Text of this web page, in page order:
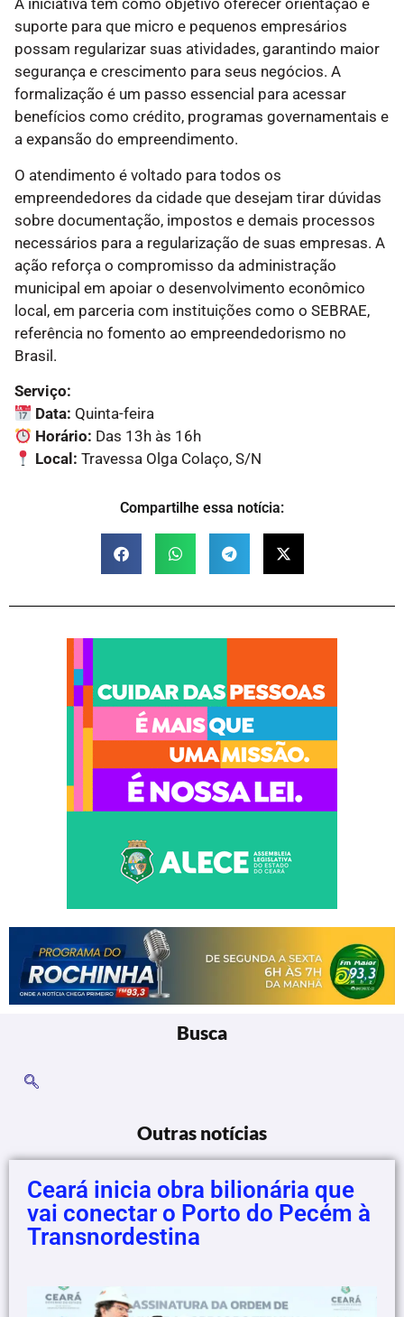
A iniciativa tem como objetivo oferecer orientação e
suporte para que micro e pequenos empresários
possam regularizar suas atividades, garantindo maior
segurança e crescimento para seus negócios. A
formalização é um passo essencial para acessar
benefícios como crédito, programas governamentais e
a expansão do empreendimento.
O atendimento é voltado para todos os
empreendedores da cidade que desejam tirar dúvidas
sobre documentação, impostos e demais processos
necessários para a regularização de suas empresas. A
ação reforça o compromisso da administração
municipal em apoiar o desenvolvimento econômico
local, em parceria com instituições como o SEBRAE,
referência no fomento ao empreendedorismo no
Brasil.
Serviço:
Data: Quinta-feira
Horário: Das 13h às 16h
Local: Travessa Olga Colaço, S/N
Compartilhe essa notícia:
Busca
Outras notícias
Ceará inicia obra bilionária que
vai conectar o Porto do Pecém à
Transnordestina